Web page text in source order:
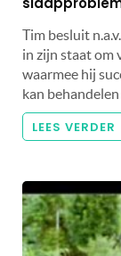
Tim besluit
in zijn staat om
waarmee hij
kan
LEES VERDER